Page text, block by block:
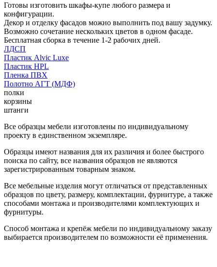
Готовы изготовить шкафы-купе любого размера и
конфигурации.
Декор и отделку фасадов можно выполнить под вашу задумку.
Возможно сочетание нескольких цветов в одном фасаде.
Бесплатная сборка в течение 1-2 рабочих дней.
ЛДСП
Пластик Alvic Luxe
Пластик HPL
Пленка ПВХ
Полотно АГТ (МДФ)
полки
корзины
штанги
Все образцы мебели изготовлены по индивидуальному
проекту в единственном экземпляре.
Образцы имеют названия для их различия и более быстрого
поиска по сайту, все названия образцов не являются
зарегистрированным товарным знаком.
Все мебельные изделия могут отличаться от представленных
образцов по цвету, размеру, комплектации, фурнитуре, а также
способами монтажа и производителями комплектующих и
фурнитуры.
Способ монтажа и крепёж мебели по индивидуальному заказу
выбирается производителем по возможности её применения.